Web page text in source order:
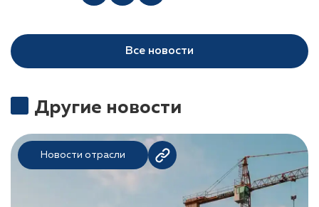
Все новости
Другие новости
Новости отрасли